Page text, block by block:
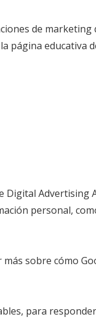
de marketing
página educativa
Advertising
personal,
sobre cómo
para